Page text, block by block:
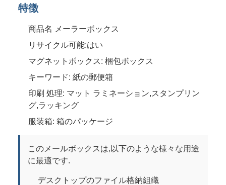
特徴
商品名 メーラーボックス
リサイクル可能:はい
マグネットボックス: 梱包ボックス
キーワード: 紙の郵便箱
印刷 処理: マット ラミネーション,スタンプリン
グ,ラッキング
服装箱: 箱のパッケージ
このメールボックスは,以下のような様々な用途
に最適です.
デスクトップのファイル格納組織